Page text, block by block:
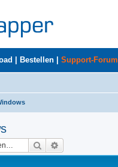
Bestellen Support-Forum
Suche